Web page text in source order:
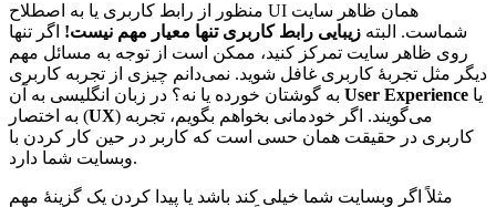
منظور از رابط کاربری یا به اصطلاح UI همان ظاهر سایت
شماست. البته زیبایی رابط کاربری تنها معیار مهم نیست! اگر تنها
روی ظاهر سایت تمرکز کنید، ممکن است از توجه به مسائل مهم
دیگر مثل تجربۀ کاربری غافل شوید. نمی‌دانم چیزی از تجربه‌ کاربری
User Experience
به اختصار (UX) می‌گویند. اگر خودمانی بخواهم بگویم، تجربه
کاربری در حقیقت همان حسی است که کاربر در حین کار کردن با
وبسایت شما دارد.
مثلاً اگر وبسایت شما خیلی کند باشد یا پیدا کردن یک گزینۀ مهم